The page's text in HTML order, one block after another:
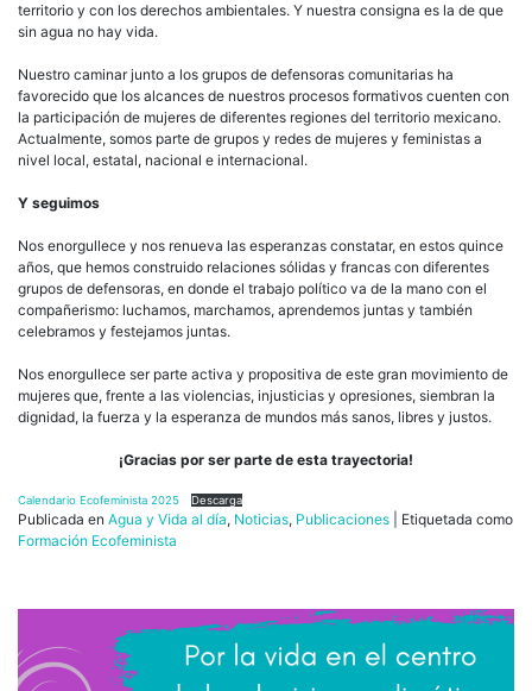
territorio y con los derechos ambientales. Y nuestra consigna es la de que
sin agua no hay vida.
Nuestro caminar junto a los grupos de defensoras comunitarias ha
favorecido que los alcances de nuestros procesos formativos cuenten con
la participación de mujeres de diferentes regiones del territorio mexicano.
Actualmente, somos parte de grupos y redes de mujeres y feministas a
nivel local, estatal, nacional e internacional.
Y seguimos
Nos enorgullece y nos renueva las esperanzas constatar, en estos quince
años, que hemos construido relaciones sólidas y francas con diferentes
grupos de defensoras, en donde el trabajo político va de la mano con el
compañerismo: luchamos, marchamos, aprendemos juntas y también
celebramos y festejamos juntas.
Nos enorgullece ser parte activa y propositiva de este gran movimiento de
mujeres que, frente a las violencias, injusticias y opresiones, siembran la
dignidad, la fuerza y la esperanza de mundos más sanos, libres y justos.
¡Gracias por ser parte de esta trayectoria!
Calendario Ecofeminista 2025 Descarga
Publicada en Agua y Vida al día, Noticias, Publicaciones
Etiquetada como
Formación Ecofeminista